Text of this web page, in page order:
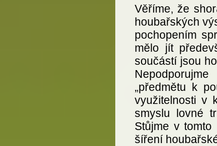
Věříme, že
houbařských
pochopením
mělo jít
součástí jsou
„předmětu k
využitelnosti v
smyslu lovné
Stůjme v
šíření